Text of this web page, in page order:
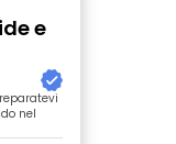
e
nel